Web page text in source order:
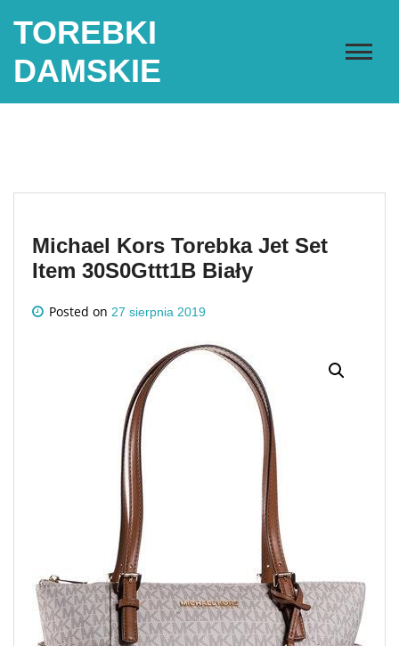
TOREBKI
DAMSKIE
Michael Kors Torebka Jet Set
Item 30S0Gttt1B Biały
Posted on 27 sierpnia 2019